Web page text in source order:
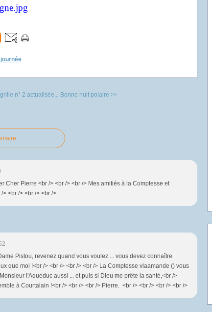
n° 2 actualisée... Bonne nuit polaire >>
Cher Pierre <br /> <br /> <br /> Mes amitiés à la Comptesse et
<br /> <br /> <br />
Pistou, revenez quand vous voulez ... vous devez connaître
que moi !<br /> <br /> <br /> <br /> La Comptesse vlaamande () vous
l'Aqueduc aussi ... et puis si Dieu me prête la santé,<br />
à Courtalain !<br /> <br /> <br /> Pierre. <br /> <br /> <br /> <br />